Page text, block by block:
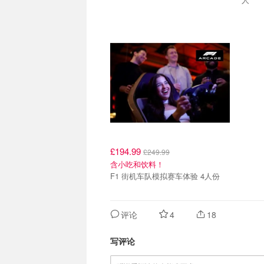
£194.99 £249.99
含小吃和饮料！
F1 街机车队模拟赛车体验 4人份
评论 4 18
写评论